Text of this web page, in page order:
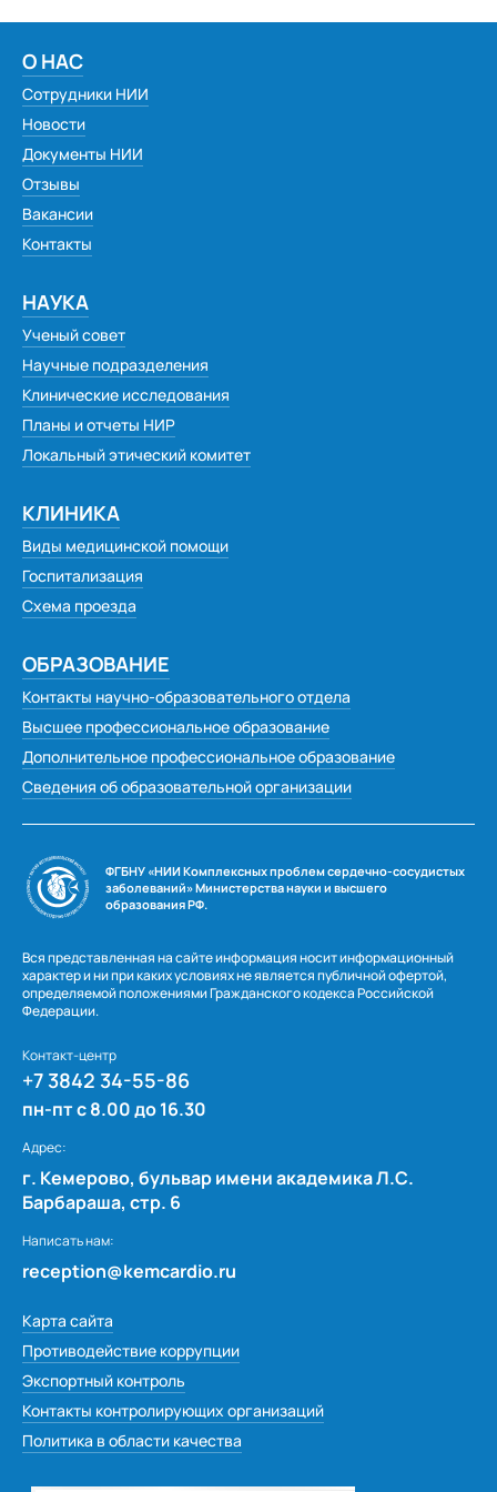
Большой
Гарнитура:
Дахина Наталья Викторовна
Лазарева Галина Алексеевна
Большанина Раиса Васильевна, Яшкинский район,
п.Акация
Баженов Валерий Борисович
Турка Анна Викторовна
Ахмерова Надежда Константиновна
Плебух Наталья Викторовна
Кадашникова Галина Степановна
Тамара Соловова
Семья Угурлян
Дмитрий
Наумова Ирина Владимировна
Шкарупа Галина Анатольевна
Пиунов Петр Николаевич
Леванков Владимир Иванович
Васильевна
Трубицына Галина Григорьевна
Шевцова Марина Витальевна, пгт Тисуль
Долгова Наталья Александровна
Старченко Эльвира Анатольевна
Александр Наильевич Амиров
Н.В. Косинова
Ярослава
Т.Н. Залюбовская
Елена Анатольевна Константинова
Татьяна Максимовна Плотникова
А.И. Плотников, М.И. Мочалов, А.С. Бабайцев
Марина Соколова
С.В. Пакмищева
Ольга Юрьевна Морозова
Солдатова Татьяна Сергеевна
О НАС
Сотрудники НИИ
Новости
Документы НИИ
Отзывы
Вакансии
Контакты
НАУКА
Ученый совет
Научные подразделения
Клинические исследования
Планы и отчеты НИР
Локальный этический комитет
КЛИНИКА
Виды медицинской помощи
Госпитализация
Схема проезда
ОБРАЗОВАНИЕ
Контакты научно-образовательного отдела
Высшее профессиональное образование
Дополнительное профессиональное образование
Сведения об образовательной организации
ФГБНУ «НИИ Комплексных проблем сердечно-сосудистых
заболеваний» Министерства науки и высшего
образования РФ.
Вся представленная на сайте информация носит информационный
характер и ни при каких условиях не является публичной офертой,
определяемой положениями Гражданского кодекса Российской
Федерации.
Контакт-центр
+7 3842 34-55-86
пн-пт с 8.00 до 16.30
Адрес:
г. Кемерово, бульвар имени академика Л.С.
Барбараша, стр. 6
Написать нам:
reception@kemcardio.ru
Карта сайта
Противодействие коррупции
Экспортный контроль
Контакты контролирующих организаций
Политика в области качества